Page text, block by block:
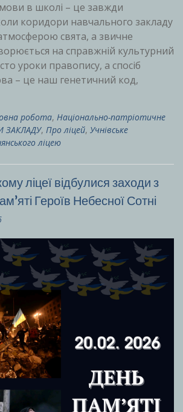
в школі – це завжди
коридори навчального закладу
свята, а звичне
на справжній культурний
уроки правопису, а спосіб
– це наш генетичний код,
робота, Національно-патріотичне
ЗАКЛАДУ, Про ліцей, Учнівське
ліцею
ліцеї відбулися заходи з
Героїв Небесної Сотні